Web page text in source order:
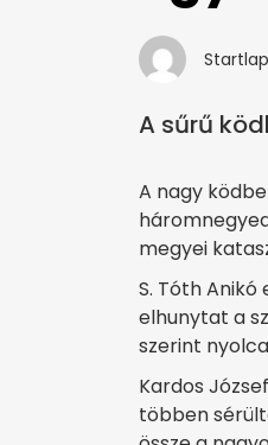
Startlap
A sűrű
A nagy
megyei
S. Tóth
elhunytat a
szerint
Kardos
többen